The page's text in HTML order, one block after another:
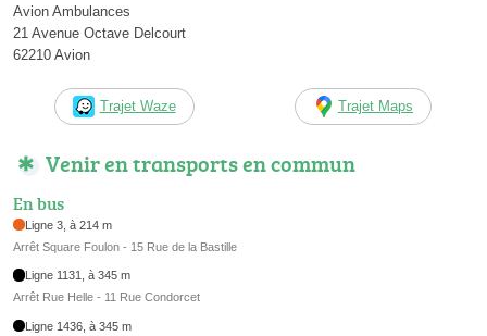
Avion Ambulances
21 Avenue Octave Delcourt
62210 Avion
Trajet Waze Trajet Maps
Venir en transports en commun
En bus
Ligne 3, à 214 m
Arrêt Square Foulon - 15 Rue de la Bastille
Ligne 1131, à 345 m
Arrêt Rue Helle - 11 Rue Condorcet
Ligne 1436, à 345 m